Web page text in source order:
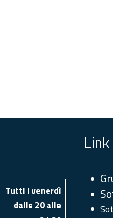
Tutti i venerdì
dalle 20 alle